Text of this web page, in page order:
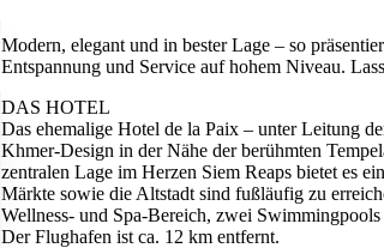
Modern, elegant und in bester Lage – so
Entspannung und Service auf hohem Niveau.
DAS HOTEL
Das ehemalige Hotel de la Paix – unter Leitung
Khmer-Design in der Nähe der berühmten
zentralen Lage im Herzen Siem Reaps bietet es
Märkte sowie die Altstadt sind fußläufig zu
Wellness- und Spa-Bereich, zwei Swimmingpools
Der Flughafen ist ca. 12 km entfernt.